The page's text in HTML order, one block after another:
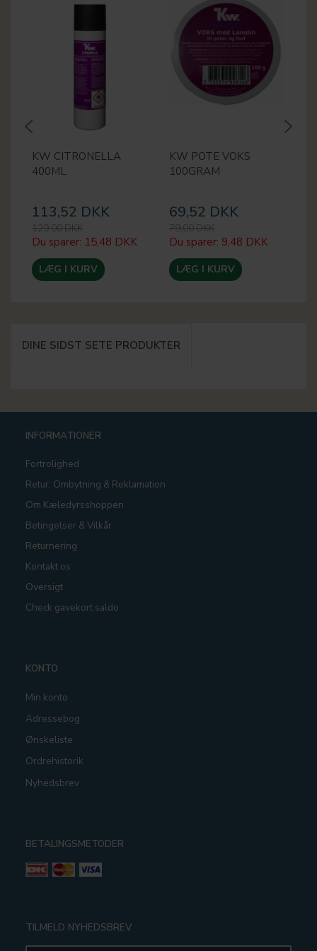
KW CITRONELLA
400ML
113,52 DKK
129,00 DKK
Du sparer: 15,48 DKK
LÆG I KURV
KW POTE VOKS
100GRAM
69,52 DKK
79,00 DKK
Du sparer: 9,48 DKK
LÆG I KURV
DINE SIDST SETE PRODUKTER
INFORMATIONER
Fortrolighed
Retur, Ombytning & Reklamation
Om Kæledyrsshoppen
Betingelser & Vilkår
Returnering
Kontakt os
Oversigt
Check gavekort saldo
KONTO
Min konto
Adressebog
Ønskeliste
Ordrehistorik
Nyhedsbrev
BETALINGSMETODER
TILMELD NYHEDSBREV